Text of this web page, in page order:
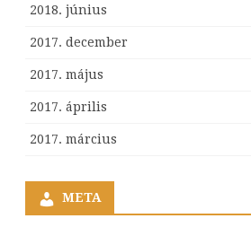
2018. június
2017. december
2017. május
2017. április
2017. március
META